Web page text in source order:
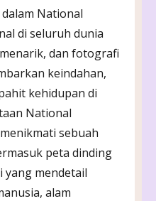
National
di seluruh dunia
dan fotografi
keindahan,
kehidupan di
National
sebuah
peta dinding
yang mendetail
alam